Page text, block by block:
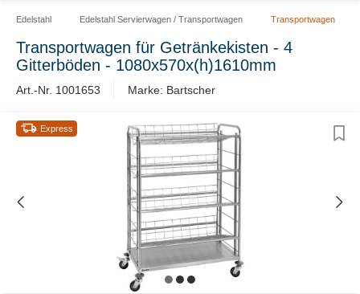
Edelstahl Edelstahl Servierwagen / Transportwagen Transportwagen
Transportwagen für Getränkekisten - 4
Gitterböden - 1080x570x(h)1610mm
Art.-Nr. 1001653 Marke: Bartscher
Express